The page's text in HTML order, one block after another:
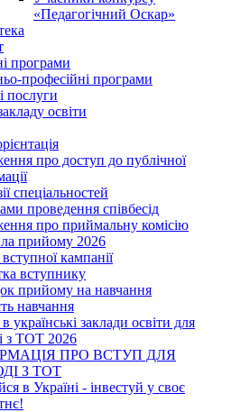
«Педагогічний Оскар»
програми
професійні програми
послуги
освіти
про доступ до публічної
спеціальностей
проведення співбесід
про приймальну комісію
прийому 2026
кампанії
вступнику
прийому на навчання
навчання
українські заклади освіти для
з ТОТ 2026
ПРО ВСТУП ДЛЯ
З ТОТ
в Україні - інвестуй у своє